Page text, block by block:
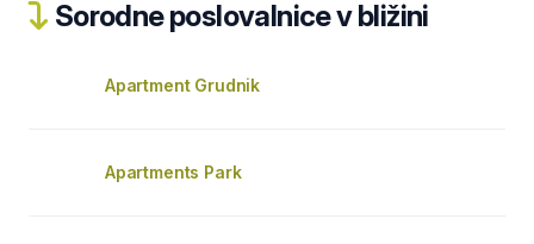
Sorodne poslovalnice v bližini
Apartment Grudnik
Apartments Park